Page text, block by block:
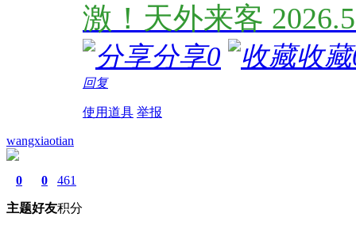
激！天外来客
分享0 收藏
回复
使用道具 举报
wangxiaotian
0
主题
0
好友
461
积分